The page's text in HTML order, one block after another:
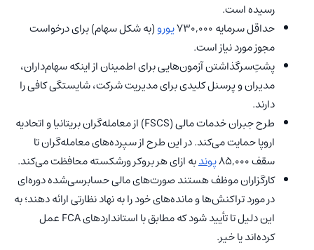
رسیده است.
حداقل سرمایه ۷۳۰,۰۰۰
یورو(به شکل سهام) برای درخواست
مجوز مورد نیاز است.
پشتِ‌سرگذاشتن آزمون‌هایی برای اطمینان از اینکه سهام‌داران،
مدیران و پرسنل کلیدی برای مدیریت شرکت، شایستگی کافی را
دارند.
طرح جبران خدمات مالی (FSCS) از معامله‌گران بریتانیا و اتحادیه
اروپا حمایت می‌کند. در این طرح از سپرده‌های معامله‌گران تا
سقف ۸۵,۰۰۰
پوندبه ازای هر بروکر ورشکسته محافظت می‌کند.
کارگزاران موظف هستند صورت‌های مالی حسابرسی‌شده دوره‌ای
در مورد تراکنش‌ها و مانده‌های خود را به نهاد نظارتی ارائه دهند؛ به
این دلیل تا تأیید شود که مطابق با استاندارد‌های FCA عمل
کرده‌اند یا خیر.